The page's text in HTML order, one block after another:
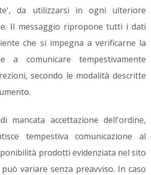
da utilizzarsi in ogni ulteriore
Il messaggio ripropone tutti i dati
che si impegna a verificarne la
a comunicare tempestivamente
secondo le modalità descritte
mancata accettazione dell'ordine,
tempestiva comunicazione al
prodotti evidenziata nel sito
variare senza preavviso. In caso